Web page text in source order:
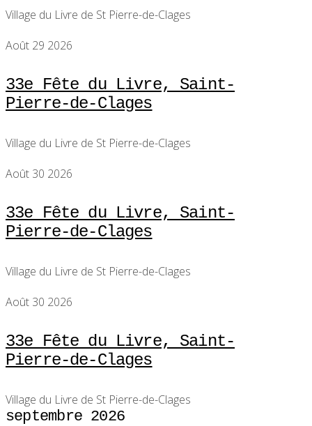
Village du Livre de St Pierre-de-Clages
Août 29 2026
33e Fête du Livre, Saint-
Pierre-de-Clages
Village du Livre de St Pierre-de-Clages
Août 30 2026
33e Fête du Livre, Saint-
Pierre-de-Clages
Village du Livre de St Pierre-de-Clages
Août 30 2026
33e Fête du Livre, Saint-
Pierre-de-Clages
Village du Livre de St Pierre-de-Clages
septembre 2026